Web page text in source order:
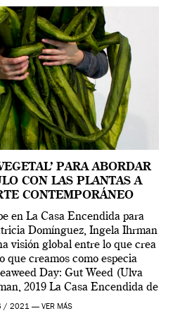
PARA ABORDAR
CON LAS PLANTAS A
CONTEMPORÁNEO
en La Casa Encendida para
Domínguez, Ingela Ihrman
visión global entre lo que crea
que creamos como especia
Day: Gut Weed (Ulva
2019 La Casa Encendida de
la Wellcome […]
/ 2021 — VER MÁS